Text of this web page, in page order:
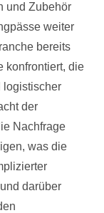
und Zubehör
weiter
bereits
konfrontiert, die
logistischer
der
Nachfrage
was die
darüber